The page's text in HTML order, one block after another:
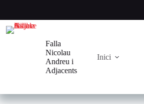
contenido
Falla
Nicolau
Andreu i
Adjacents
Inici